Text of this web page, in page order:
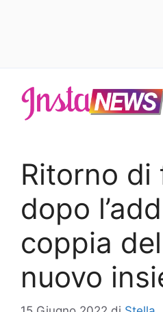
contenuto
Ritorno di
dopo
coppia
nuovo